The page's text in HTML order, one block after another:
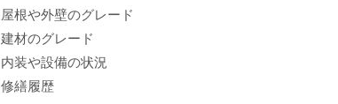
屋根や外壁のグレード
建材のグレード
内装や設備の状況
修繕履歴